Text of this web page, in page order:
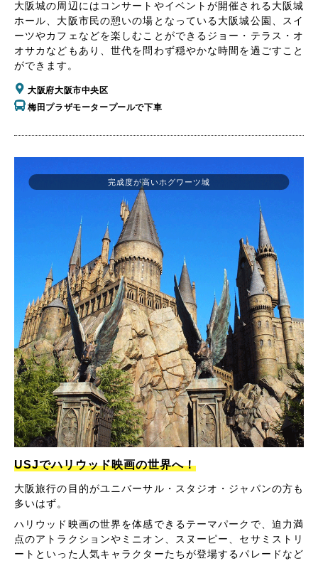
大阪城の周辺にはコンサートやイベントが開催される大阪城
ホール、大阪市民の憩いの場となっている大阪城公園、スイ
ーツやカフェなどを楽しむことができるジョー・テラス・オ
オサカなどもあり、世代を問わず穏やかな時間を過ごすこと
ができます。
大阪府大阪市中央区
梅田プラザモータープールで下車
USJでハリウッド映画の世界へ！
大阪旅行の目的がユニバーサル・スタジオ・ジャパンの方も
多いはず。
ハリウッド映画の世界を体感できるテーマパークで、迫力満
点のアトラクションやミニオン、スヌーピー、セサミストリ
ートといった人気キャラクターたちが登場するパレードなど
完成度が高いホグワーツ城